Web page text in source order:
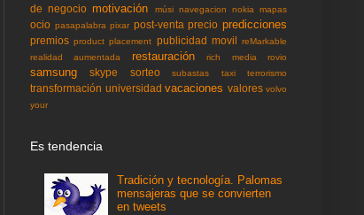
de negocio motivación músi navegacion nokia mapas
ocio pasapalabra pixar post-venta precio predicciones
premios product placement publicidad movil reMarkable
realidad aumentada
restauración rich media rovio
samsung skype sorteo subastas taxi terrorismo
transformación universidad vacaciones valores volvo
your
Es tendencia
Tradición y tecnología. Palomas
mensajeras que se convierten
en tweets